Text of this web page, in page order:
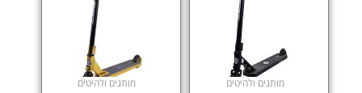
מותגים ולהיטים מותגים ולהיטים